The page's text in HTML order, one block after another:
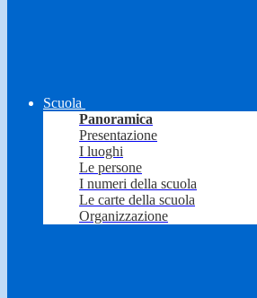
Scuola
Panoramica
Presentazione
I luoghi
Le persone
I numeri della scuola
Le carte della scuola
Organizzazione